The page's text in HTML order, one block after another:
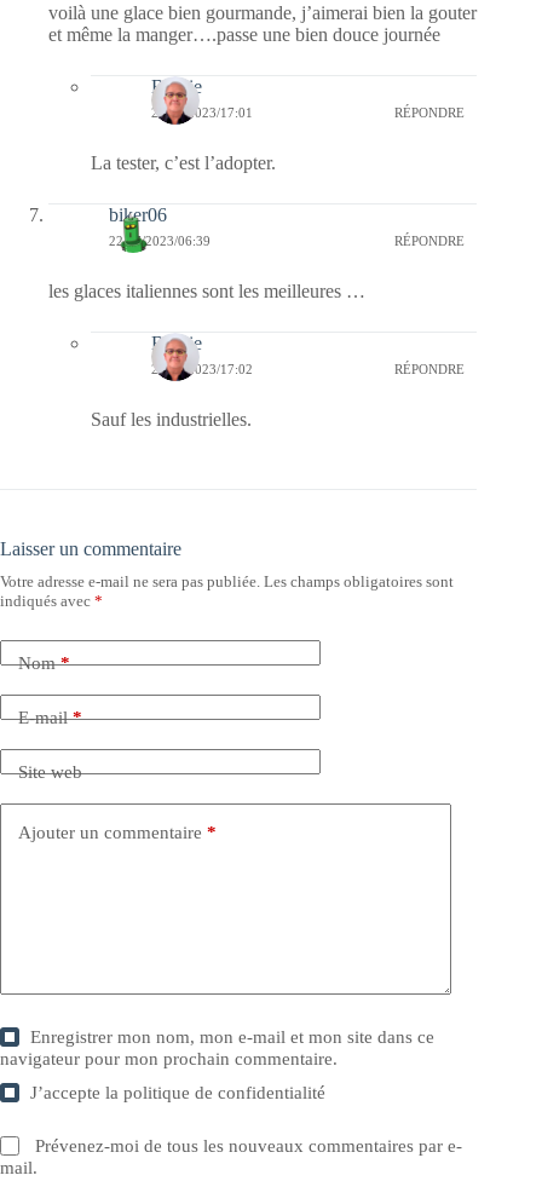
voilà une glace bien gourmande, j’aimerai bien la gouter
et même la manger….passe une bien douce journée
Bernie
22/07/2023/17:01 RÉPONDRE
La tester, c’est l’adopter.
biker06
22/07/2023/06:39 RÉPONDRE
les glaces italiennes sont les meilleures …
Bernie
22/07/2023/17:02 RÉPONDRE
Sauf les industrielles.
Laisser un commentaire
Votre adresse e-mail ne sera pas publiée. Les champs obligatoires sont
indiqués avec *
Nom*
E-mail*
Site web
Ajouter un commentaire *
Enregistrer mon nom, mon e-mail et mon site dans ce
navigateur pour mon prochain commentaire.
J’accepte lapolitique de confidentialité
Prévenez-moi de tous les nouveaux commentaires par e-
mail.